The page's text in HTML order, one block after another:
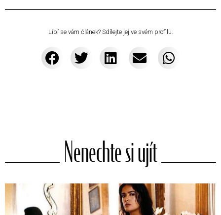
Líbí se vám článek? Sdílejte jej ve svém profilu.
Nenechte si ujít